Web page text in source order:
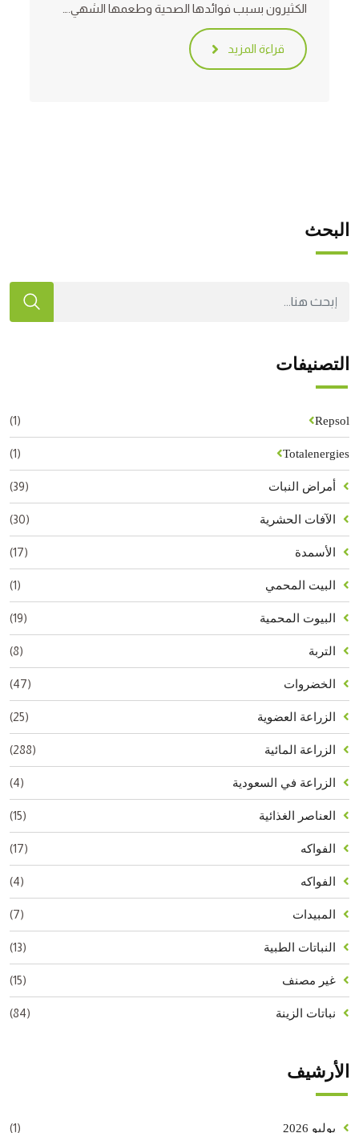
الكثيرون بسبب فوائدها الصحية وطعمها الشهي.…
قراءة المزيد
البحث
التصنيفات
Repsol
(1)
Totalenergies
(1)
أمراض النبات (39)
الآفات الحشرية (30)
الأسمدة (17)
البيت المحمي (1)
البيوت المحمية (19)
التربة (8)
الخضروات (47)
الزراعة العضوية (25)
الزراعة المائية (288)
الزراعة في السعودية (4)
العناصر الغذائية (15)
الفواكه (17)
الفواكه (4)
المبيدات (7)
النباتات الطبية (13)
غير مصنف (15)
نباتات الزينة (84)
الأرشيف
يوليو 2026 (1)